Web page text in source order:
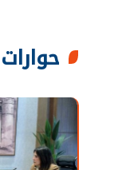
حوارات